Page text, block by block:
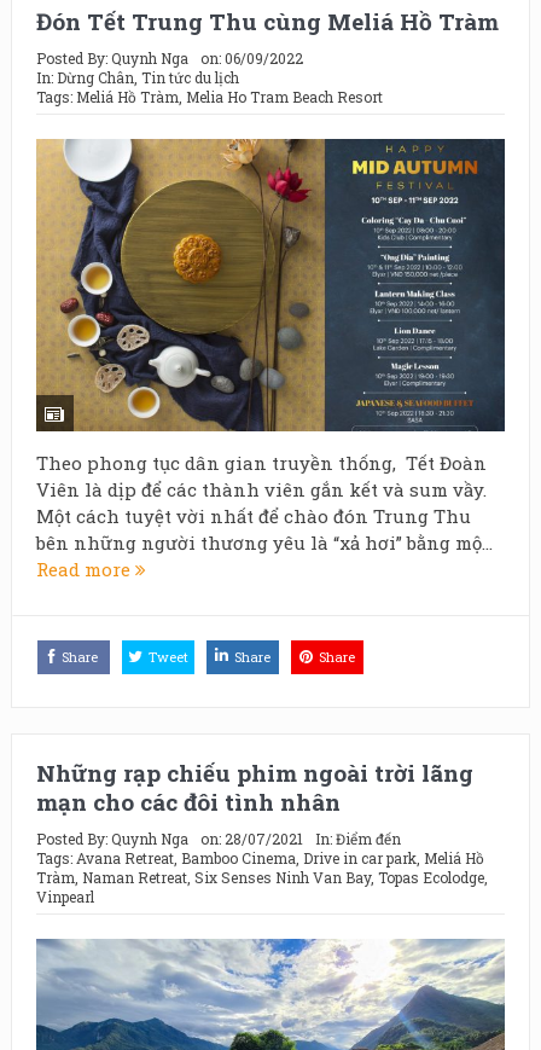
Đón Tết Trung Thu cùng Meliá Hồ Tràm
Posted By:Quynh Nga on:06/09/2022
In: Dừng Chân Tin tức du lịch
Tags: Meliá Hồ Tràm Melia Ho Tram Beach Resort
Theo phong tục dân gian truyền thống, Tết Đoàn
Viên là dịp để các thành viên gắn kết và sum vầy.
Một cách tuyệt vời nhất để chào đón Trung Thu
bên những người thương yêu là “xả hơi” bằng mộ...
Read more
Share Tweet Share Share
Những rạp chiếu phim ngoài trời lãng
mạn cho các đôi tình nhân
Posted By:Quynh Nga on: 28/07/2021 In:Điểm đến
Tags: Avana Retreat, Bamboo Cinema Drive in car park, Meliá Hồ
Tràm Naman Retreat, Six Senses Ninh Van Bay, Topas Ecolodge,
Vinpearl